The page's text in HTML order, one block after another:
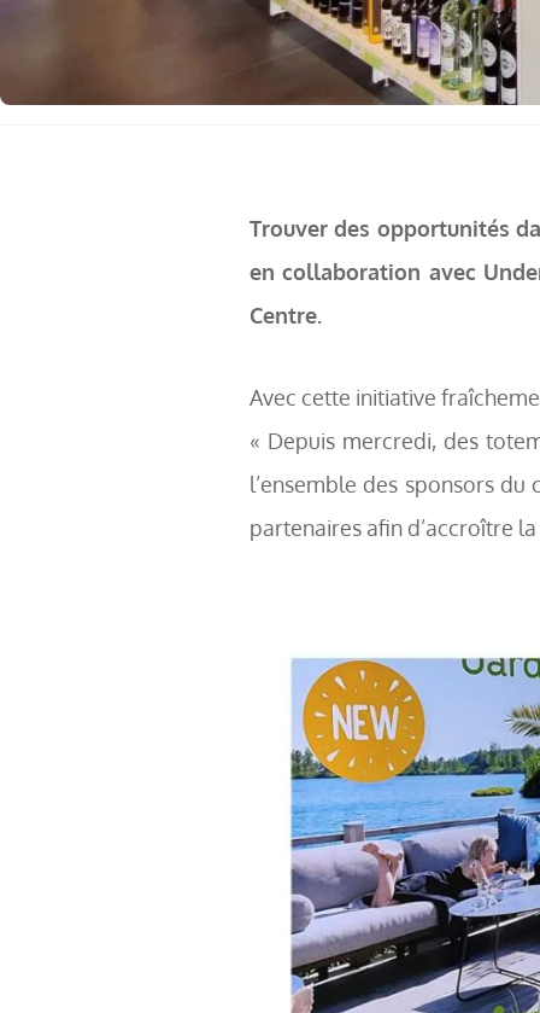
Trouver des opportunités
en collaboration avec
Centre.
Avec cette initiative
« Depuis mercredi, des
l’ensemble des sponsors du
partenaires afin d’accroître